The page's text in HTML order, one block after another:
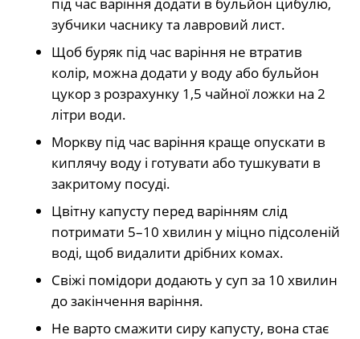
під час варіння додати в бульйон цибулю,
зубчики часнику та лавровий лист.
Щоб буряк під час варіння не втратив
колір, можна додати у воду або бульйон
цукор з розрахунку 1,5 чайної ложки на 2
літри води.
Моркву під час варіння краще опускати в
киплячу воду і готувати або тушкувати в
закритому посуді.
Цвітну капусту перед варінням слід
потримати 5–10 хвилин у міцно підсоленій
воді, щоб видалити дрібних комах.
Свіжі помідори додають у суп за 10 хвилин
до закінчення варіння.
Не варто смажити сиру капусту, вона стає